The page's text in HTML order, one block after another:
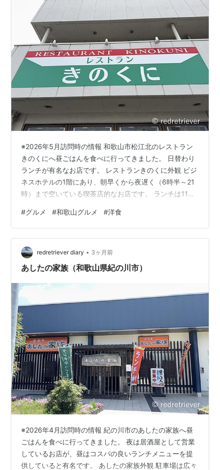
※2026年5月訪問時の情報 和歌山市松江北のレストラン
きのくにへ昼ごはんを食べに行ってきました。 日替わり
ランチが有名なお店です。 レストランきのくに外観 ビジ
ネスホテルの1階にあり、朝早くから夜遅く（6時半～21
時）まで空いている喫茶店的なお店です。 ランチは11時
食屋さんのとんかつセット（ヘレ） 今回は洋食屋さんの
とんかつセットを選択。 ロースとヘレを選べたので、ヘ
レにしました。 ボリュームたっぷりです。 洋食屋さんの
とんかつセット（ヘレ） 大きくてジューシーなヘレカツ
が3個。 デミグラスソースが美味い！ ホットケーキモー
#グルメ #和歌山グルメ #洋食
redretriever diary • 3ヶ月前
あしたの家族（和歌山県紀の川市）
※2026年4月訪問時の情報 紀の川市のあしたの家族へ昼
ごはんを食べに行ってきました。 夜は居酒屋として営業
しているお店が、昼はコスパの良いランチメニューを提
供していると有名です。 あしたの家族外観 駐車場は広々